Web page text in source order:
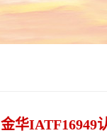
金华IATF16949